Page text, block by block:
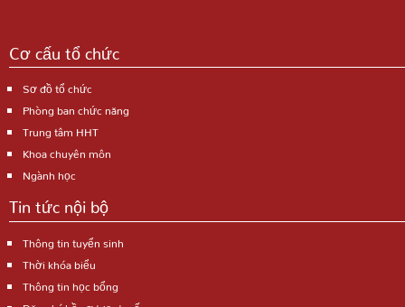
Cơ cấu tổ chức
Sơ đồ tổ chức
Phòng ban chức năng
Trung tâm HHT
Khoa chuyên môn
Ngành học
Tin tức nội bộ
Thông tin tuyển sinh
Thời khóa biểu
Thông tin học bổng